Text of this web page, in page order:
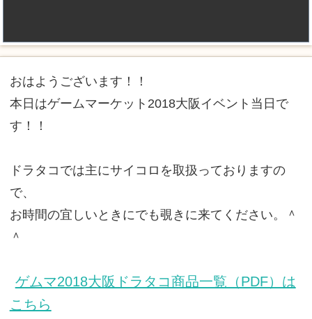
おはようございます！！
本日はゲームマーケット2018大阪イベント当日で
す！！
ドラタコでは主にサイコロを取扱っておりますの
で、
お時間の宜しいときにでも覗きに来てください。＾
＾
ゲムマ2018大阪ドラタコ商品一覧（PDF）は
こちら